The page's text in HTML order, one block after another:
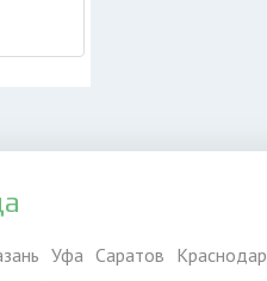
Уфа Саратов Краснодар